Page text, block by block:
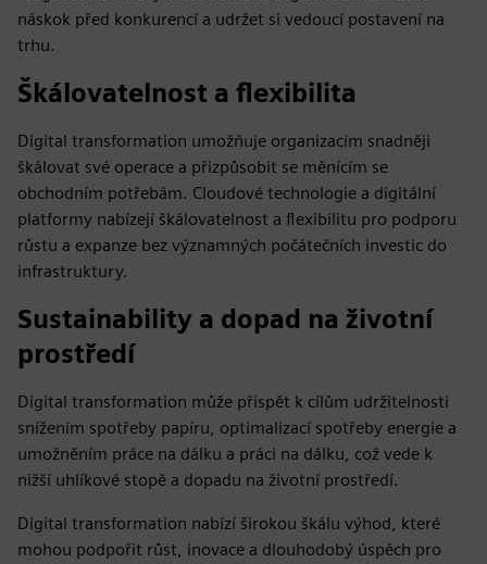
náskok před konkurencí a udržet si vedoucí postavení na
trhu.
Škálovatelnost a flexibilita
Digital transformation umožňuje organizacím snadněji
škálovat své operace a přizpůsobit se měnícím se
obchodním potřebám. Cloudové technologie a digitální
platformy nabízejí škálovatelnost a flexibilitu pro podporu
růstu a expanze bez významných počátečních investic do
infrastruktury.
Sustainability a dopad na životní
prostředí
Digital transformation může přispět k cílům udržitelnosti
snížením spotřeby papíru, optimalizací spotřeby energie a
umožněním práce na dálku a práci na dálku, což vede k
nižší uhlíkové stopě a dopadu na životní prostředí.
Digital transformation nabízí širokou škálu výhod, které
mohou podpořit růst, inovace a dlouhodobý úspěch pro